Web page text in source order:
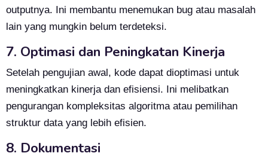
outputnya. Ini membantu menemukan bug atau masalah
lain yang mungkin belum terdeteksi.
7. Optimasi dan Peningkatan Kinerja
Setelah pengujian awal, kode dapat dioptimasi untuk
meningkatkan kinerja dan efisiensi. Ini melibatkan
pengurangan kompleksitas algoritma atau pemilihan
struktur data yang lebih efisien.
8. Dokumentasi